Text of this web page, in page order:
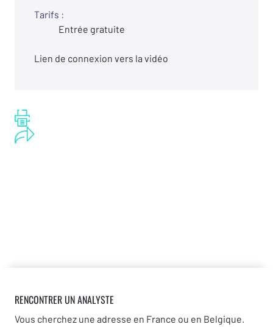
Tarifs :
Entrée gratuite
Lien de connexion vers la vidéo
RENCONTRER UN ANALYSTE
Vous cherchez une adresse en France ou en Belgique.